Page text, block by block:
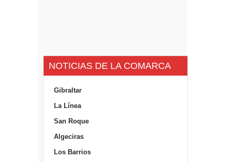
NOTICIAS DE LA COMARCA
Gibraltar
La Línea
San Roque
Algeciras
Los Barrios